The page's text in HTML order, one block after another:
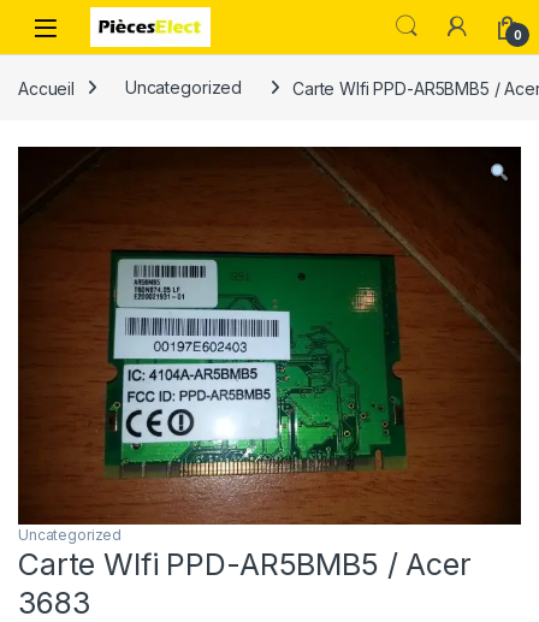
0
Accueil Uncategorized Carte WIfi PPD-AR5BMB5 /
Uncategorized
Carte WIfi PPD-AR5BMB5 / Acer
3683